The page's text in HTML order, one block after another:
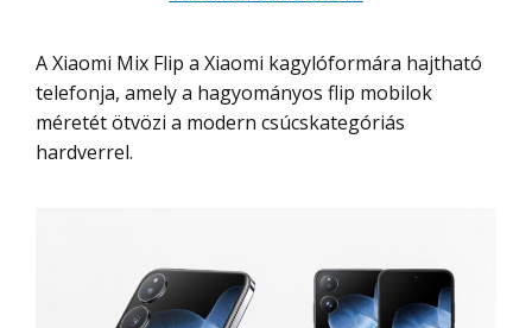
A Xiaomi Mix Flip a Xiaomi kagylóformára hajtható
telefonja, amely a hagyományos flip mobilok
méretét ötvözi a modern csúcskategóriás
hardverrel.